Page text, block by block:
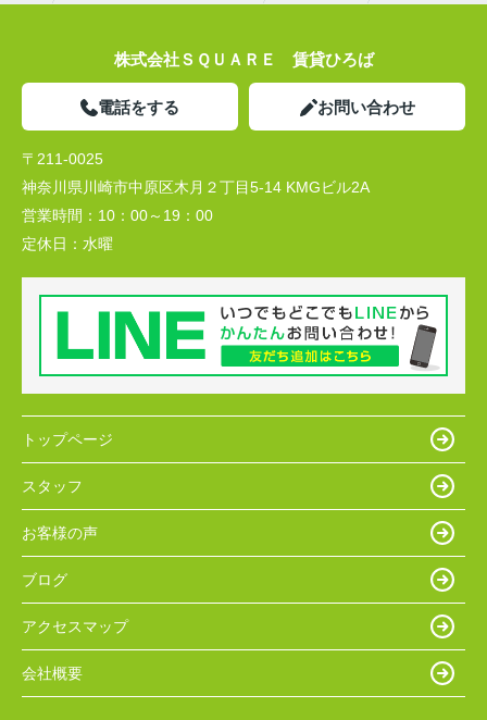
株式会社ＳＱＵＡＲＥ 賃貸ひろば
電話をする お問い合わせ
〒211-0025
神奈川県川崎市中原区木月２丁目5-14 KMGビル2A
営業時間： 10：00～19：00
定休日： 水曜
トップページ
スタッフ
お客様の声
ブログ
アクセスマップ
会社概要